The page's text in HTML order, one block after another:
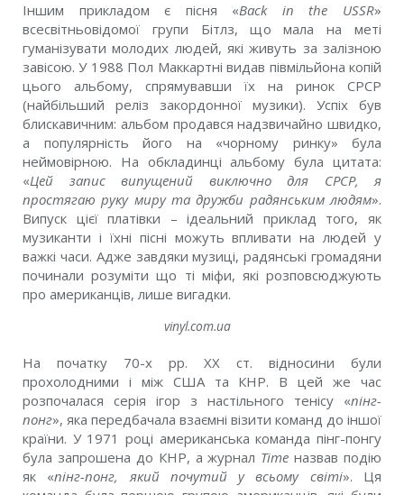
Іншим прикладом є пісня «Back in the USSR»
всесвітньовідомої групи Бітлз, що мала на меті
гуманізувати молодих людей, які живуть за залізною
завісою. У 1988 Пол Маккартні видав півмільйона копій
цього альбому, спрямувавши їх на ринок СРСР
(найбільший реліз закордонної музики). Успіх був
блискавичним: альбом продався надзвичайно швидко,
а популярність його на «чорному ринку» була
неймовірною. На обкладинці альбому була цитата:
«Цей запис випущений виключно для СРСР, я
простягаю руку миру та дружби радянським людям».
Випуск цієї платівки – ідеальний приклад того, як
музиканти і їхні пісні можуть впливати на людей у
важкі часи. Адже завдяки музиці, радянські громадяни
починали розуміти що ті міфи, які розповсюджують
про американців, лише вигадки.
vinyl.com.ua
На початку 70-х рр. ХХ ст. відносини були
прохолодними і між США та КНР. В цей же час
розпочалася серія ігор з настільного тенісу «пінг-
понг», яка передбачала взаємні візити команд до іншої
країни. У 1971 році американська команда пінг-понгу
була запрошена до КНР, а журнал Time назвав подію
як «пінг-понг, який почутий у всьому світі». Ця